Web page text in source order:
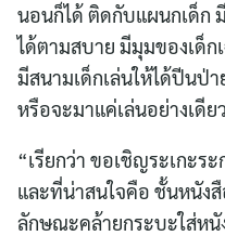
นอนก็ได้ ติดกับแผนกเด็ก
ได้ตามสบาย มีมุมของเด็
มีสนามเด็กเล่นให้ได้ปีนป่
หรือจะมาแค่เล่นอย่างเดีย
“เรียกว่า ขอเชิญระเกะระ
และที่น่าสนใจคือ ชั้นหนังสื
ลักษณะคล้ายกระบะใส่หนั